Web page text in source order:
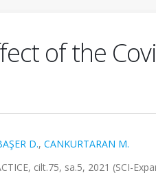
of the
D., CANKURTARAN M.
cilt.75, sa.5, 2021 (SCI-